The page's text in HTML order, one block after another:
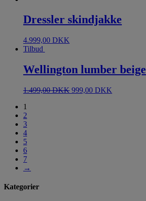
Dressler skindjakke
4.999,00 DKK
Tilbud
Wellington lumber beige
1.499,00DKK 999,00 DKK
1
2
3
4
5
6
7
→
Kategorier